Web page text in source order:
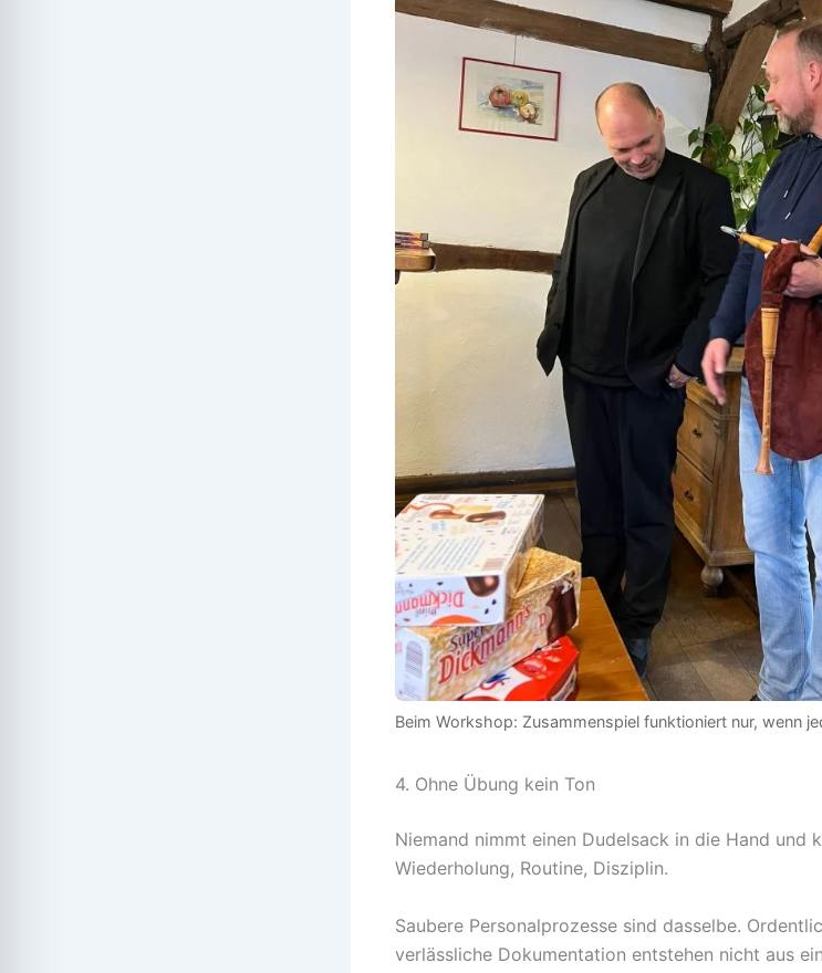
Beim Workshop: Zusammenspiel funktioniert nur, wenn
4. Ohne Übung kein Ton
Niemand nimmt einen Dudelsack in die Hand und
Wiederholung, Routine, Disziplin.
Saubere Personalprozesse sind dasselbe.
verlässliche Dokumentation entstehen nicht aus